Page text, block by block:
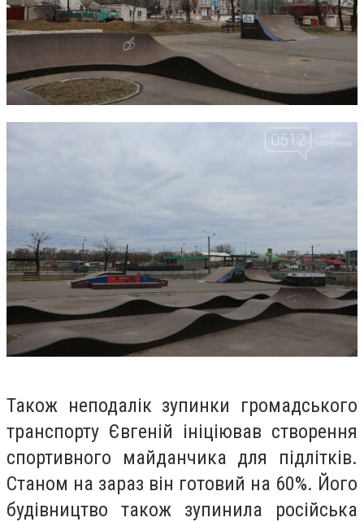
Також неподалік зупинки громадського
транспорту Євгеній ініціював створення
спортивного майданчика для підлітків.
Станом на зараз він готовий на 60%. Його
будівництво також зупинила російська